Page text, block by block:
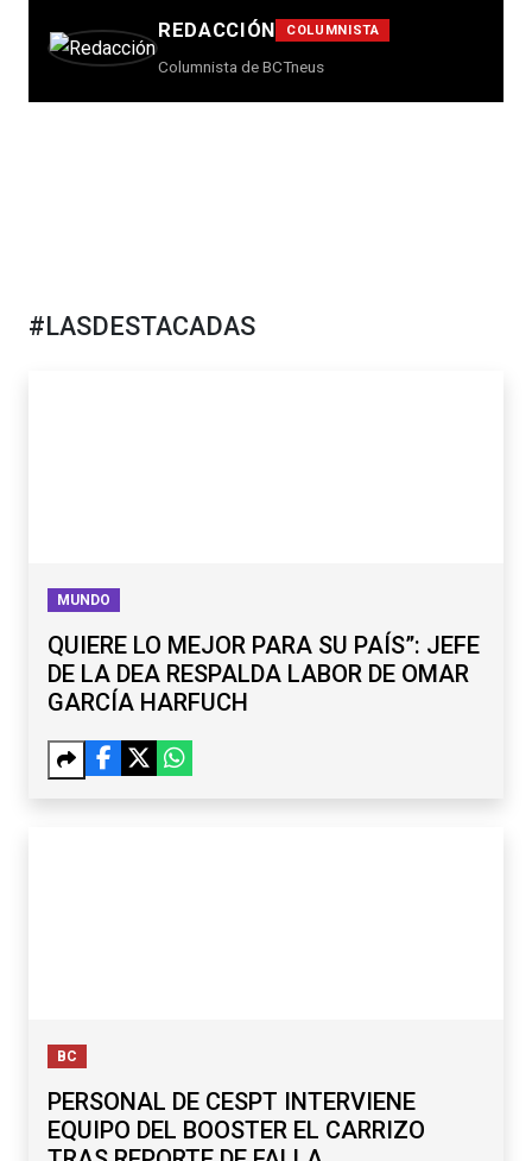
REDACCIÓN COLUMNISTA
Columnista de BCTneus
#LASDESTACADAS
MUNDO
QUIERE LO MEJOR PARA SU PAÍS”: JEFE
DE LA DEA RESPALDA LABOR DE OMAR
GARCÍA HARFUCH
BC
PERSONAL DE CESPT INTERVIENE
EQUIPO DEL BOOSTER EL CARRIZO